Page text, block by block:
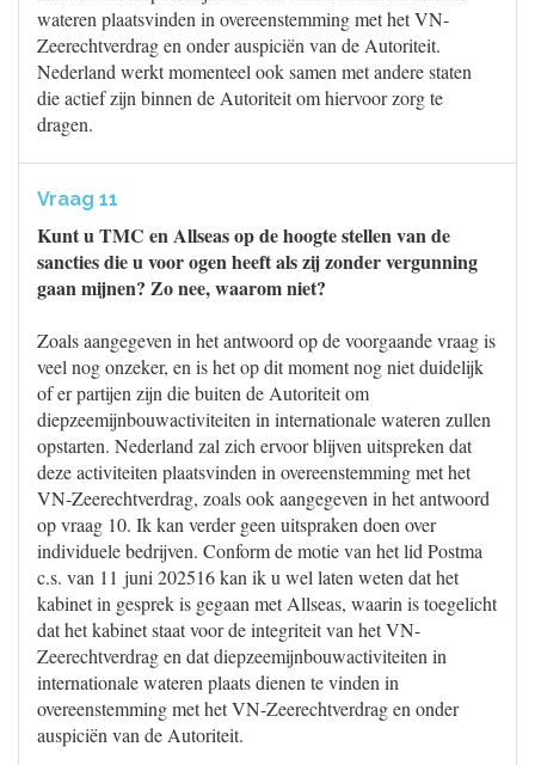
wateren plaatsvinden in overeenstemming met het VN-
Zeerechtverdrag en onder auspiciën van de Autoriteit.
Nederland werkt momenteel ook samen met andere staten
die actief zijn binnen de Autoriteit om hiervoor zorg te
dragen.
Vraag 11
Kunt u TMC en Allseas op de hoogte stellen van de
sancties die u voor ogen heeft als zij zonder vergunning
gaan mijnen? Zo nee, waarom niet?
Zoals aangegeven in het antwoord op de voorgaande vraag is
veel nog onzeker, en is het op dit moment nog niet duidelijk
of er partijen zijn die buiten de Autoriteit om
diepzeemijnbouwactiviteiten in internationale wateren zullen
opstarten. Nederland zal zich ervoor blijven uitspreken dat
deze activiteiten plaatsvinden in overeenstemming met het
VN-Zeerechtverdrag, zoals ook aangegeven in het antwoord
op vraag 10. Ik kan verder geen uitspraken doen over
individuele bedrijven. Conform de motie van het lid Postma
c.s. van 11 juni 202516 kan ik u wel laten weten dat het
kabinet in gesprek is gegaan met Allseas, waarin is toegelicht
dat het kabinet staat voor de integriteit van het VN-
Zeerechtverdrag en dat diepzeemijnbouwactiviteiten in
internationale wateren plaats dienen te vinden in
overeenstemming met het VN-Zeerechtverdrag en onder
auspiciën van de Autoriteit.